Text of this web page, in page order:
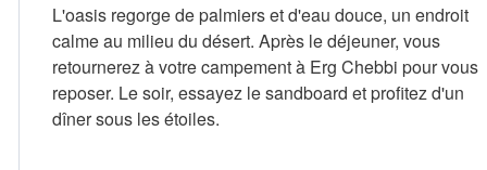
L'oasis regorge de palmiers et d'eau douce, un endroit
calme au milieu du désert. Après le déjeuner, vous
retournerez à votre campement à Erg Chebbi pour vous
reposer. Le soir, essayez le sandboard et profitez d'un
dîner sous les étoiles.